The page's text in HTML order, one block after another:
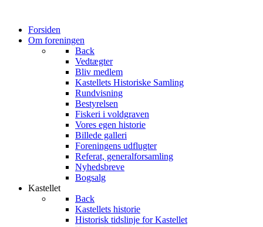
Forsiden
Om foreningen
Back
Vedtægter
Bliv medlem
Kastellets Historiske Samling
Rundvisning
Bestyrelsen
Fiskeri i voldgraven
Vores egen historie
Billede galleri
Foreningens udflugter
Referat, generalforsamling
Nyhedsbreve
Bogsalg
Kastellet
Back
Kastellets historie
Historisk tidslinje for Kastellet